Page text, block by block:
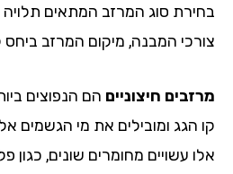
סוג המרזב המתאים תלויה
המבנה, מיקום המרזב ביחס
חיצונייםהם הנפוצים ביותר.
הגג ומובילים את מי הגשמים אל
עשויים מחומרים שונים, כגון